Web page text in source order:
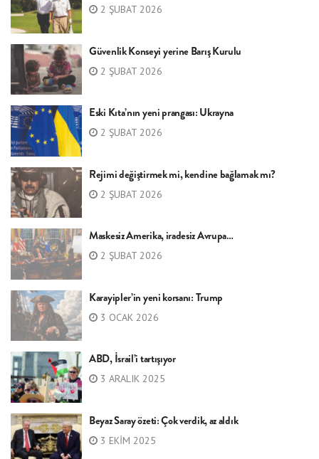
2 ŞUBAT 2026
Güvenlik Konseyi yerine Barış Kurulu
2 ŞUBAT 2026
Eski Kıta’nın yeni prangası: Ukrayna
2 ŞUBAT 2026
Rejimi değiştirmek mi, kendine bağlamak mı?
2 ŞUBAT 2026
Maskesiz Amerika, iradesiz Avrupa…
2 ŞUBAT 2026
Karayipler’in yeni korsanı: Trump
3 OCAK 2026
ABD, İsrail’i tartışıyor
3 ARALIK 2025
Beyaz Saray özeti: Çok verdik, az aldık
3 EKIM 2025